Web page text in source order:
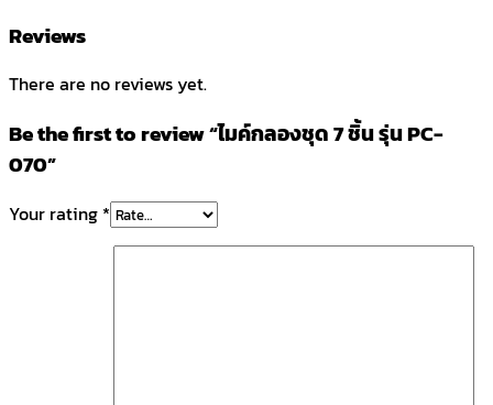
Reviews
There are no reviews yet.
Be the first to review “ไมค์กลองชุด 7 ชิ้น รุ่น PC-
070”
Your rating *